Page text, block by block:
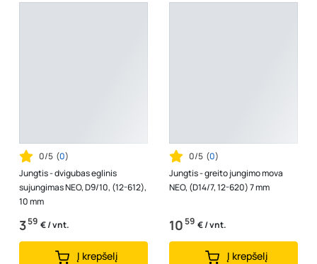
0/5 (0)
Jungtis - dvigubas eglinis
sujungimas NEO, D9/10, (12-612),
10 mm
359 € / vnt.
Į krepšelį
0/5 (0)
Jungtis - greito jungimo mova
NEO, (D14/7, 12-620) 7 mm
1059 € / vnt.
Į krepšelį